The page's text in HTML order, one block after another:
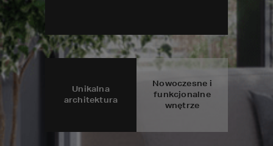
Unikalna
architektura
Nowoczesne i
funkcjonalne
wnętrze